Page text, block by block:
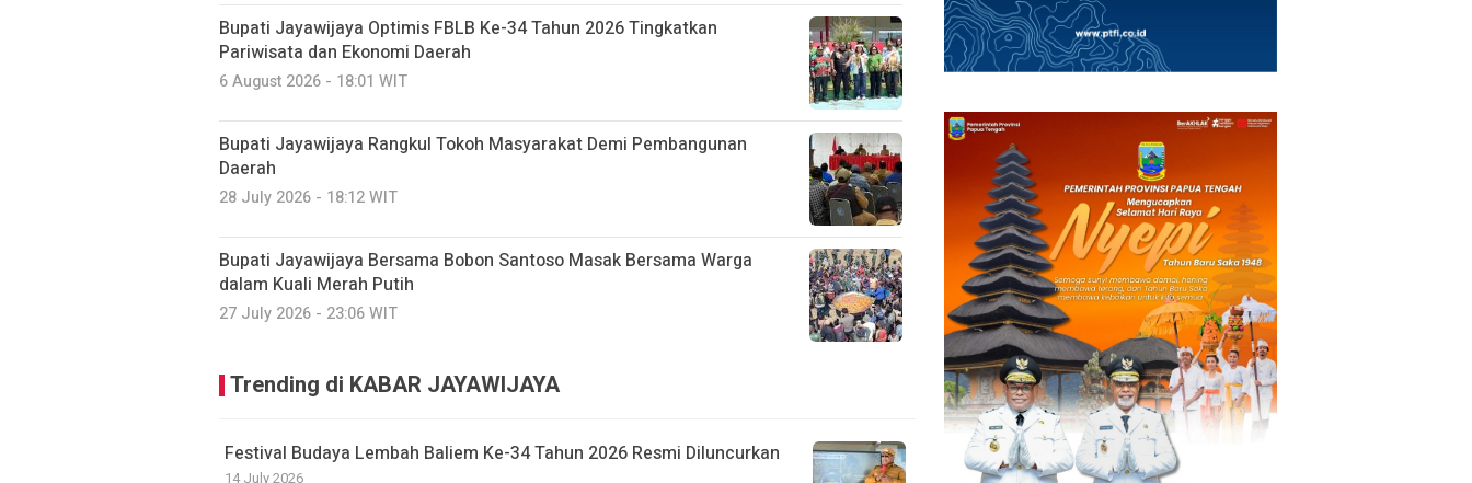
Bupati Jayawijaya Optimis FBLB Ke-34 Tahun 2026 Tingkatkan
Pariwisata dan Ekonomi Daerah
6 August 2026 - 18:01 WIT
Bupati Jayawijaya Rangkul Tokoh Masyarakat Demi Pembangunan
Daerah
28 July 2026 - 18:12 WIT
Bupati Jayawijaya Bersama Bobon Santoso Masak Bersama Warga
dalam Kuali Merah Putih
27 July 2026 - 23:06 WIT
Trending di KABAR JAYAWIJAYA
Festival Budaya Lembah Baliem Ke-34 Tahun 2026 Resmi Diluncurkan
14 July 2026